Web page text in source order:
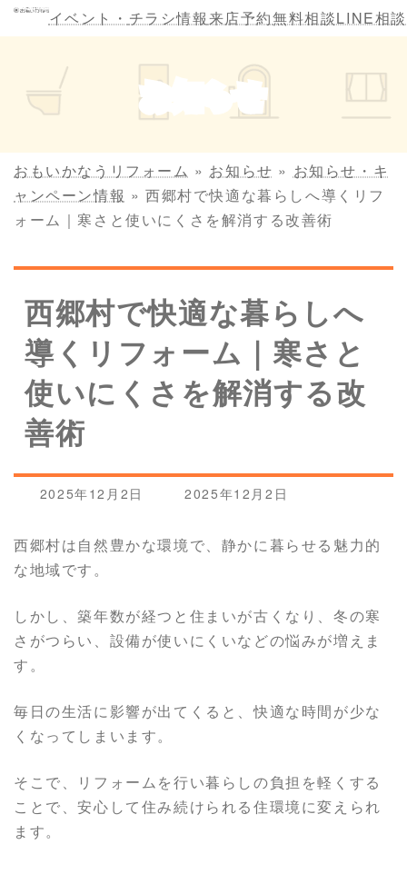
コ
ン
ッ
プ
ナ
ビ
移
動
イベント・ チラシ情報来店予約無料相談LINE相談
お知らせ
おもいかなうリフォーム » お知らせ » お知らせ・キ
ャンペーン情報 »西郷村で快適な暮らしへ導くリフ
ォーム｜寒さと使いにくさを解消する改善術
西郷村で快適な暮らしへ
導くリフォーム｜寒さと
使いにくさを解消する改
善術
2025年12月2日
最
新
2025年12月2日
西郷村は自然豊かな環境で、静かに暮らせる魅力的
な地域です。
しかし、築年数が経つと住まいが古くなり、冬の寒
さがつらい、設備が使いにくいなどの悩みが増えま
す。
毎日の生活に影響が出てくると、快適な時間が少な
くなってしまいます。
そこで、リフォームを行い暮らしの負担を軽くする
ことで、安心して住み続けられる住環境に変えられ
ます。